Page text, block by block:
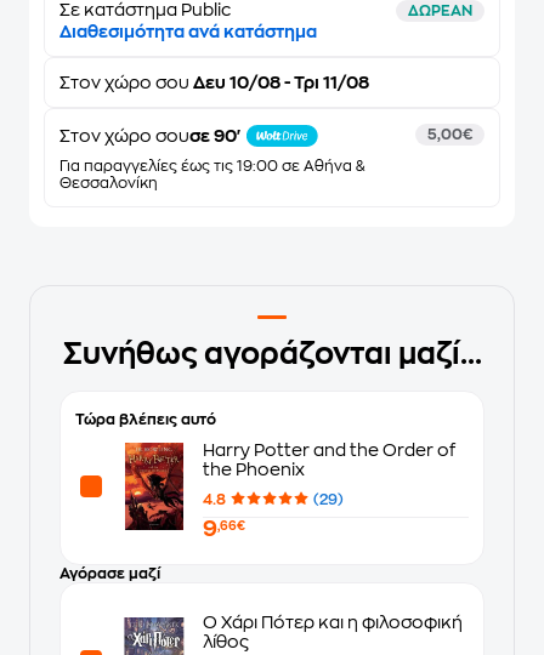
Σε κατάστημα Public ΔΩΡΕΑΝ
Διαθεσιμότητα ανά κατάστημα
Στον χώρο σου Δευ 10/08 - Τρι 11/08
Στον χώρο σουσε 90'
Για παραγγελίες έως τις 19:00 σε Αθήνα &
Θεσσαλονίκη
5,00€
Συνήθως αγοράζονται μαζί...
Τώρα βλέπεις αυτό
Harry Potter and the Order of
the Phoenix
4.8 (29)
9,66€
Αγόρασε μαζί
Ο Χάρι Πότερ και η φιλοσοφική
λίθος